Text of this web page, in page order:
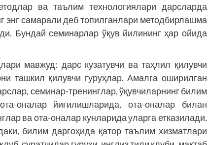
ва таълим технологиялари дарсларда
энг самарали деб топилганлари методбирлашма
Бундай семинарлар ўқув йилининг ҳар ойида
мавжуд: дарс кузатувчи ва таҳлил қилувчи
ташкил қилувчи гуруҳлар. Амалга оширилган
семинар-тренинглар, ўқувчиларнинг билим
оналар йиғилишларида, ота-оналар билан
ва ота-оналар кунларида уларга етказилади.
билим даргоҳида қатор таълим хизматлари